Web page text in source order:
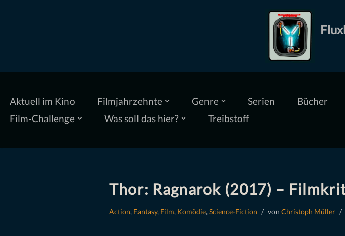
Aktuell im Kino Filmjahrzehnte Genre Serien Bücher
Film-Challenge
Was soll das hier? Treibstoff
Thor: Ragnarok (2017) –
Action, Fantasy, Film, Komödie, Science-Fiction von Christoph Müller